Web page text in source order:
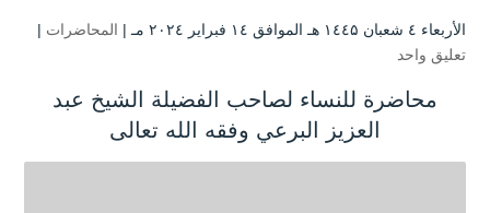
الأربعاء ٤ شعبان ۱٤٤۵ هـ الموافق ۱٤ فبراير ۲۰۲٤ مـ | المحاضرات |
تعليق واحد
محاضرة للنساء لصاحب الفضيلة الشيخ عبد
العزيز البرعي وفقه الله تعالى